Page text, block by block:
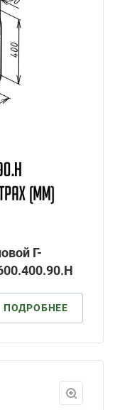
Г-
ПОДРОБНЕЕ